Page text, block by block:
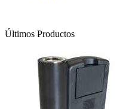
Últimos Productos